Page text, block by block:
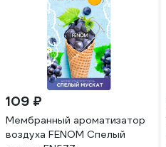
109 ₽
Мембранный ароматизатор
воздуха FENOM Спелый